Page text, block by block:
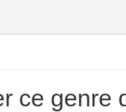
ce genre